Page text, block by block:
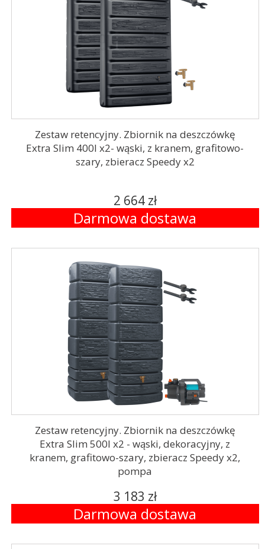
Zestaw retencyjny. Zbiornik na deszczówkę
Extra Slim 400l x2- wąski, z kranem, grafitowo-
szary, zbieracz Speedy x2
2 664 zł
Darmowa dostawa
Zestaw retencyjny. Zbiornik na deszczówkę
Extra Slim 500l x2 - wąski, dekoracyjny, z
kranem, grafitowo-szary, zbieracz Speedy x2,
pompa
3 183 zł
Darmowa dostawa